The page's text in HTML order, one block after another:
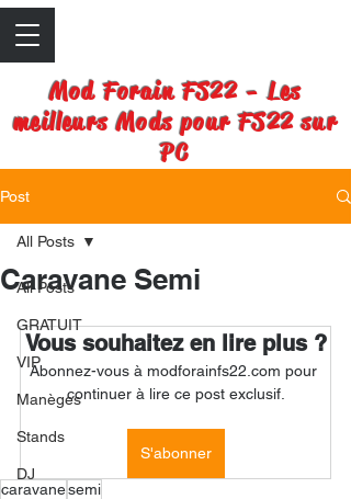
Mod Forain FS22 - Les
meilleurs Mods pour FS22 sur
PC
Post
All Posts
GRATUIT
VIP
Manèges
Stands
DJ
All Posts
Caravane Semi
Vous souhaitez en lire plus ?
Abonnez-vous à modforainfs22.com pour
continuer à lire ce post exclusif.
S'abonner
caravanesemi